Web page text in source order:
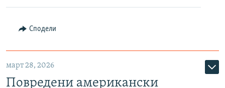
Сподели
март 28, 2026
Повредени американски